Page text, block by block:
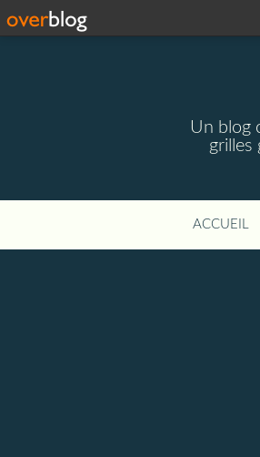
Un blog
grilles
ACCUEIL